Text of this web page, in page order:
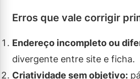
Erros que vale corrigir
Endereço incompleto ou
divergente entre site e ficha.
Criatividade sem objetivo: